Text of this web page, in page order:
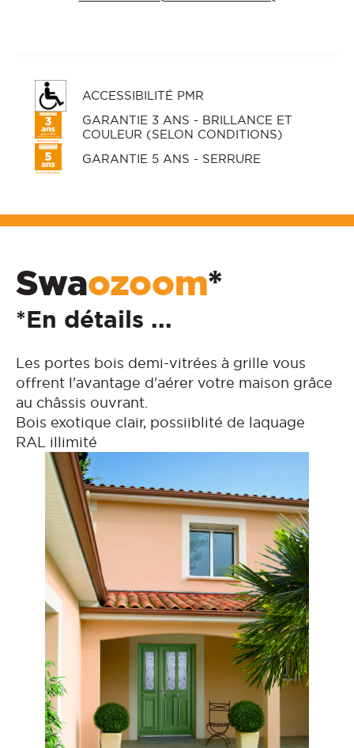
ACCESSIBILITÉ PMR
GARANTIE 3 ANS - BRILLANCE ET
COULEUR (SELON CONDITIONS)
GARANTIE 5 ANS - SERRURE
Swaozoom*
*En détails ...
Les portes bois demi-vitrées à grille vous
offrent l'avantage d'aérer votre maison grâce
au châssis ouvrant.
Bois exotique clair, possiiblité de laquage
RAL illimité